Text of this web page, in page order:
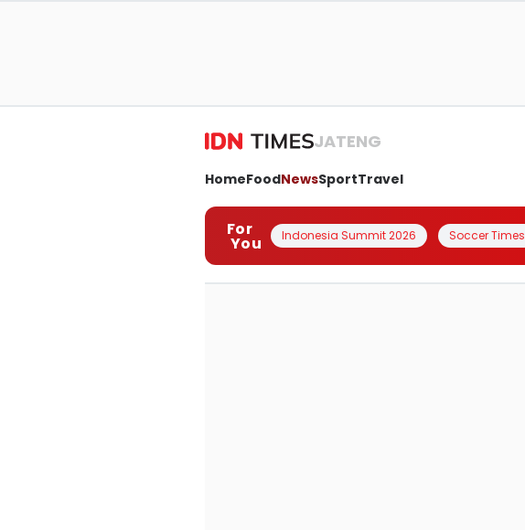
JATENG
HomeFoodNewsSportTravel
For
You Indonesia Summit 2026 Soccer Times